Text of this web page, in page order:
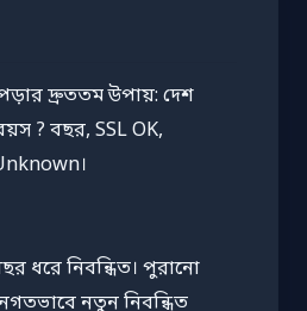
দ্রুততম উপায়: দেশ
? বছর, SSL OK,
ধরে নিবন্ধিত। পুরানো
নতুন নিবন্ধিত